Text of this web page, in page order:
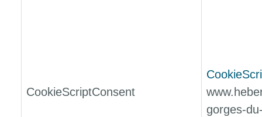
CookieScriptConsent
gorges-